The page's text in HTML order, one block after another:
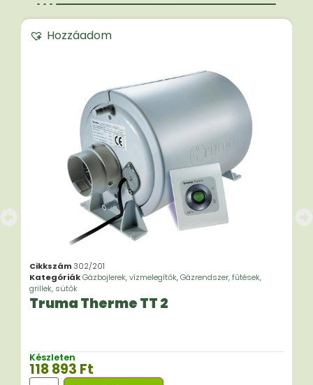
Hozzáadom
Cikkszám 302/201
KategóriákGázbojlerek, vízmelegítők,Gázrendszer, fűtések,
grillek, sütők
Truma Therme TT 2
Készleten
118 893 Ft